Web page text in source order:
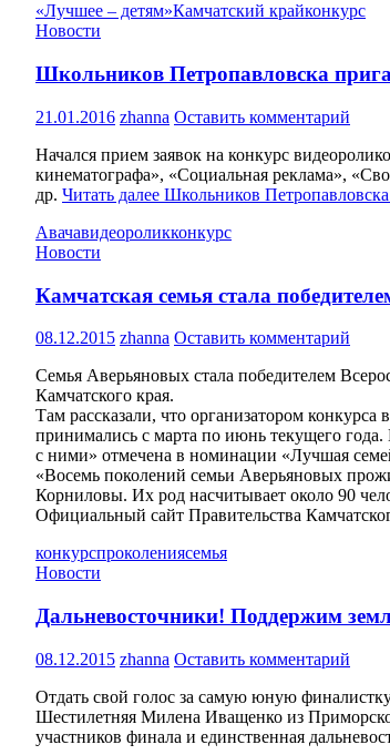
«Лучшее – детям»Камчатский крайконкурс
Новости
Школьников Петропавловска
21.01.2016 zhanna Оставить комментарий
Начался прием заявок на конкурс
кинематографа», «Социальная реклама»,
др. Читать далее Школьников
Авачавидеороликконкурс
Новости
Камчатская семья стала
08.12.2015 zhanna Оставить комментарий
Семья Аверьяновых стала победителем
Камчатского края.
Там рассказали, что организатором
принимались с марта по июнь текущего
с ними» отмечена в номинации «Лучшая
«Восемь поколений семьи Аверьяновых
Корниловы. Их род насчитывает около 90
Официальный сайт Правительства
конкурспроколениясемья
Новости
Дальневосточники! Поддержим
08.12.2015 zhanna Оставить комментарий
Отдать свой голос за самую юную
Шестилетняя Милена Иващенко из
участников финала и единственная